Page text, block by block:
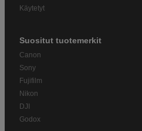
Käytetyt
Suositut tuotemerkit
Canon
Sony
Fujifilm
Nikon
DJI
Godox